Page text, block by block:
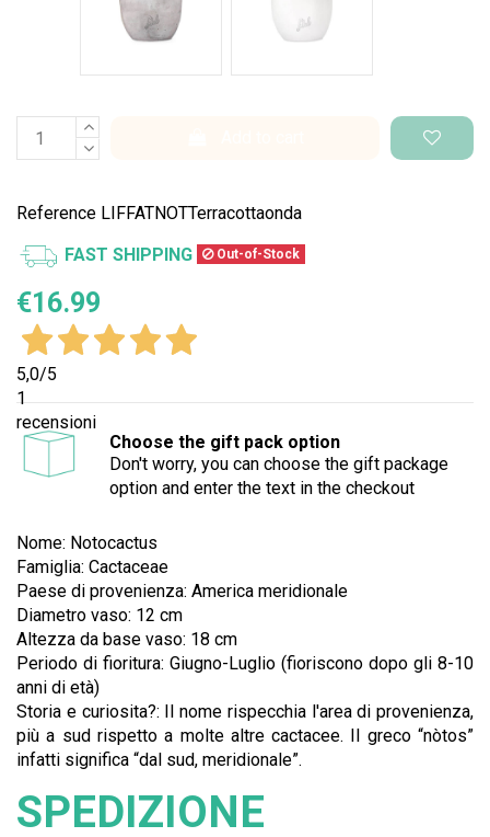
Reference LIFFATNOTTerracottaonda
FAST SHIPPING Out-of-Stock
€16.99
5,0/5
1
recensioni
Choose the gift pack option
Don't worry, you can choose the gift package
option and enter the text in the checkout
Nome: Notocactus
Famiglia: Cactaceae
Paese di provenienza: America meridionale
Diametro vaso: 12 cm
Altezza da base vaso: 18 cm
Periodo di fioritura: Giugno-Luglio (fioriscono dopo gli 8-10
anni di età)
Storia e curiosita?: Il nome rispecchia l'area di provenienza,
più a sud rispetto a molte altre cactacee. Il greco “nòtos”
infatti significa “dal sud, meridionale”.
SPEDIZIONE